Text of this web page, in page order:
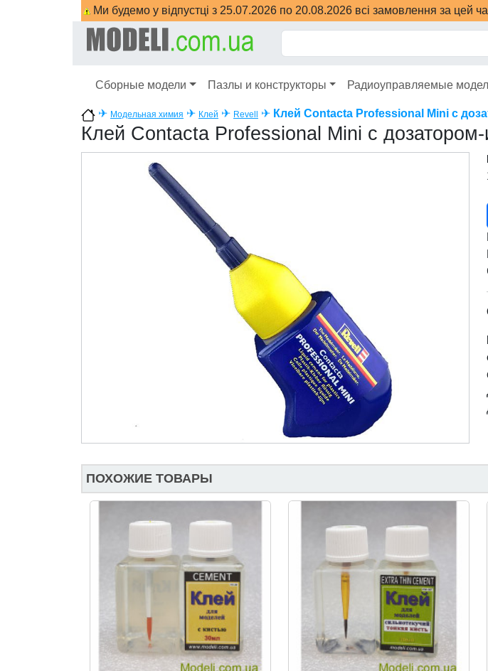
Ми будемо у відпустці з 25.07.2026 по 20.08.2026 всі замовлення за цей
Сборные модели Пазлы и конструкторы Радиоуправляемые
✈ Модельная химия ✈ Клей ✈ Revell ✈ Клей Contacta Professional Mini с
Клей Contacta Professional Mini с дозатором-
ПОХОЖИЕ ТОВАРЫ